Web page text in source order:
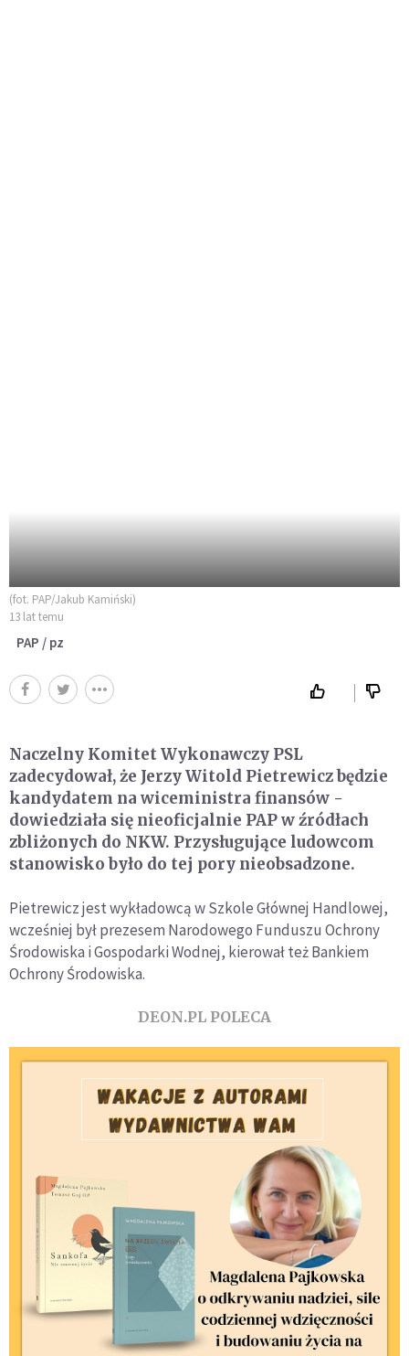
(fot. PAP/Jakub Kamiński)
13 lat temu
PAP / pz
Naczelny Komitet Wykonawczy PSL
zadecydował, że Jerzy Witold Pietrewicz będzie
kandydatem na wiceministra finansów -
dowiedziała się nieoficjalnie PAP w źródłach
zbliżonych do NKW. Przysługujące ludowcom
stanowisko było do tej pory nieobsadzone.
Pietrewicz jest wykładowcą w Szkole Głównej Handlowej,
wcześniej był prezesem Narodowego Funduszu Ochrony
Środowiska i Gospodarki Wodnej, kierował też Bankiem
Ochrony Środowiska.
DEON.PL POLECA